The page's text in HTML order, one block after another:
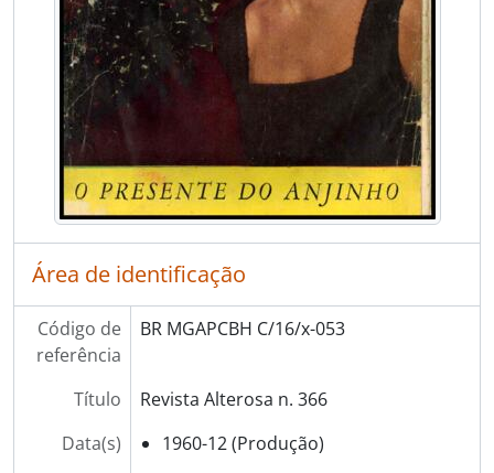
Área de identificação
Código de
referência
BR MGAPCBH C/16/x-053
Título
Revista Alterosa n. 366
Data(s)
1960-12 (Produção)